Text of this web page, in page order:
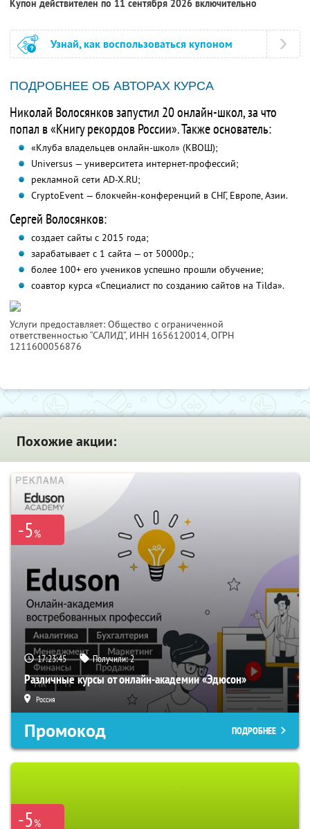
Купон действителен по 11 сентября 2026 включительно
Узнай, как воспользоваться купоном
ПОДРОБНЕЕ ОБ АВТОРАХ КУРСА
Николай Волосянков запустил 20 онлайн-школ, за что
попал в «Книгу рекордов России». Также основатель:
«Клуба владельцев онлайн-школ» (КВОШ);
Universus — университета интернет-профессий;
рекламной сети AD-X.RU;
CryptoEvent — блокчейн-конференций в СНГ, Европе, Азии.
Сергей Волосянков:
создает сайты с 2015 года;
зарабатывает с 1 сайта — от 50000р.;
более 100+ его учеников успешно прошли обучение;
соавтор курса «Специалист по созданию сайтов на Tilda».
Услуги предоставляет: Общество с ограниченной
ответственностью “САЛИД”, ИНН 1656120014, ОГРН
1211600056876
Похожие акции:
-5%
17:23:45 Получили:2
Различные курсы от онлайн-академии «Эдюсон»
Россия
Промокод ПОДРОБНЕЕ
-5%